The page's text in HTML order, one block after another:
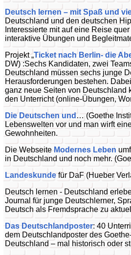
Deutsch lernen – mit Spaß und
Deutschland und den deutschen
Interessierte mit auf eine Reise
interaktive Übungen und
Projekt „Ticket nach Berlin- die
DW) :Sechs Kandidaten, zwei
Deutschland müssen sechs junge
Herausforderungen bestehen.
ganz neue Seiten von Deutschland
den Unterricht (online-Übungen,
Die Deutschen und … (Goethe
Lebenswelten vor und man wirft
Gewohnheiten.
Die Webseite Modernes Leben
in Deutschland und noch mehr.
Landeskunde für DaF (Hueber
Deutsch lernen - Deutschland
Journal für junge Deutschlerner,
Deutsch als Fremdsprache zu
Das Deutschlandposter: 40
dem Deutschlandposter des
Deutschland – mal historisch oder